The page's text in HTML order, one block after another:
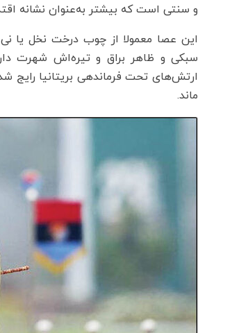
و سنتی است که بیشتر به‌عنوان نشانه
این عصا معمولا از چوب درخت نخل یا
سبکی و ظاهر براق و تیره‌اش شهرت
ارتش‌های تحت فرماندهی بریتانیا رایج
ماند.